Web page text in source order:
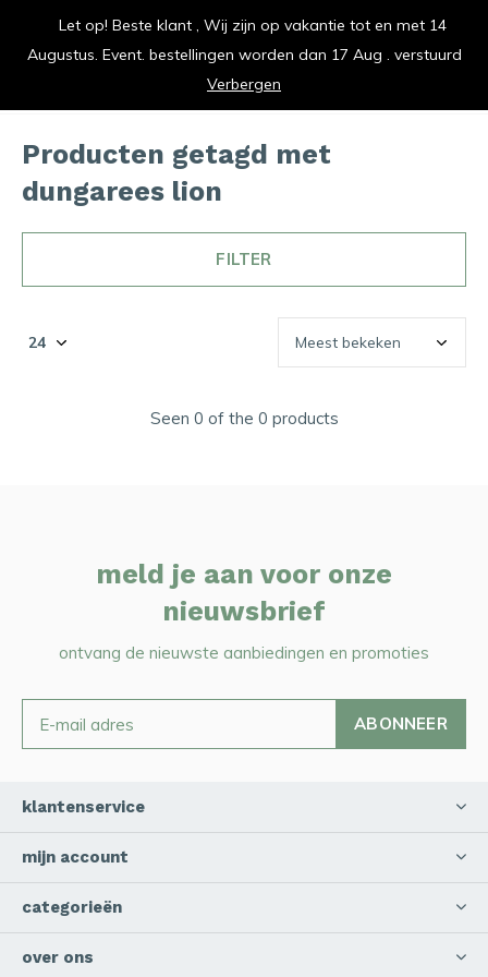
vrolijk je keuken op
Producten getagd met
dungarees lion
FILTER
Seen 0 of the 0 products
meld je aan voor onze
nieuwsbrief
ontvang de nieuwste aanbiedingen en promoties
ABONNEER
klantenservice
mijn account
categorieën
over ons
Let op! Beste klant , Wij zijn op vakantie tot en met 14
Augustus. Event. bestellingen worden dan 17 Aug . verstuurd
Verbergen